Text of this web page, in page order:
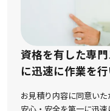
資格を有した専
に迅速に作業を
お見積り内容に同意いた